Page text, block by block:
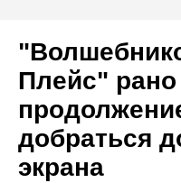
Плейс" рано
добраться
экрана